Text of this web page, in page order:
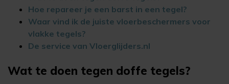
Hoe repareer je een barst in een tegel?
Waar vind ik de juiste vloerbeschermers voor
vlakke tegels?
De service van Vloerglijders.nl
Wat te doen tegen doffe tegels?